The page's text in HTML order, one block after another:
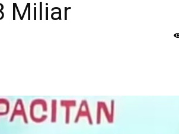
Miliar